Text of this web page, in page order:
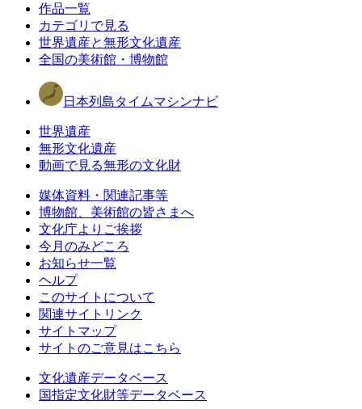
作品一覧
カテゴリで見る
世界遺産と無形文化遺産
全国の美術館・博物館
日本列島タイムマシンナビ
世界遺産
無形文化遺産
動画で見る無形の文化財
媒体資料・関連記事等
博物館、美術館の皆さまへ
文化庁よりご挨拶
今月のみどころ
お知らせ一覧
ヘルプ
このサイトについて
関連サイトリンク
サイトマップ
サイトのご意見はこちら
文化遺産データベース
国指定文化財等データベース